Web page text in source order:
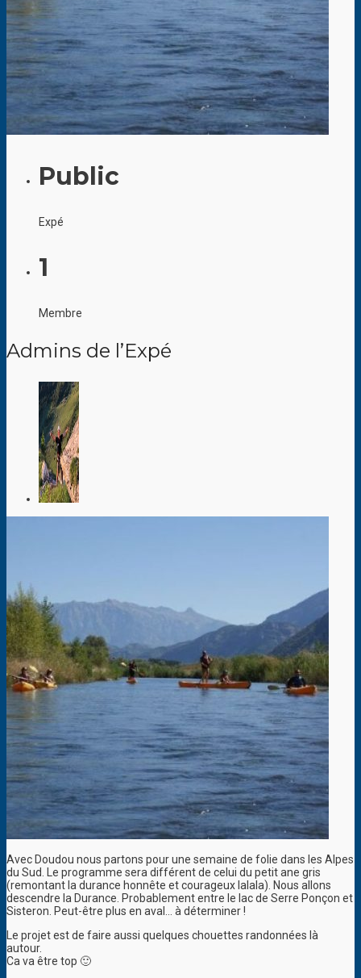
Public
Expé
1
Membre
Admins de l’Expé
Avec Doudou nous partons pour une semaine de folie dans les Alpes
du Sud. Le programme sera différent de celui du petit ane gris
(remontant la durance honnête et courageux lalala). Nous allons
descendre la Durance. Probablement entre le lac de Serre Ponçon et
Sisteron. Peut-être plus en aval… à déterminer !
Le projet est de faire aussi quelques chouettes randonnées là
autour.
Ca va être top 🙂